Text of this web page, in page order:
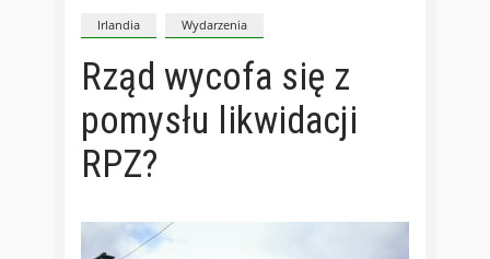
Irlandia Wydarzenia
Rząd wycofa się z
pomysłu likwidacji
RPZ?